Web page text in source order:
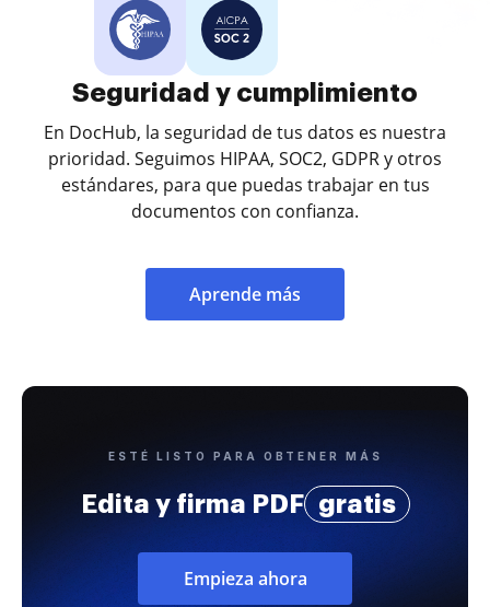
Seguridad y cumplimiento
En DocHub, la seguridad de tus datos es nuestra
prioridad. Seguimos HIPAA, SOC2, GDPR y otros
estándares, para que puedas trabajar en tus
documentos con confianza.
Aprende más
ESTÉ LISTO PARA OBTENER MÁS
Edita y firma PDF gratis
Empieza ahora